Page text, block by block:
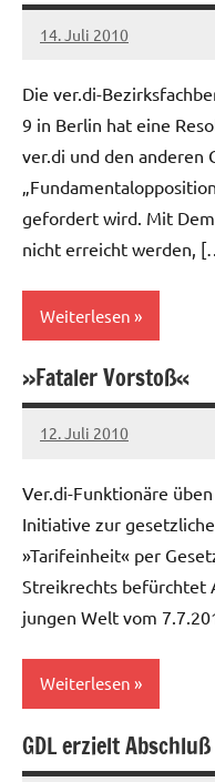
14. Juli 2010
Ilja
Die ver.di-
9 in Berlin hat eine
ver.di und den anderen
gefordert wird. Mit
nicht erreicht werden,
Weiterlesen
Allgemein
»Fataler Vorstoß«
12. Juli 2010
Ilja
Ver.di-Funktionäre
Initiative zur
»Tarifeinheit« per
Streikrechts befürchtet
jungen Welt vom
Weiterlesen
Allgemein
GDL erzielt